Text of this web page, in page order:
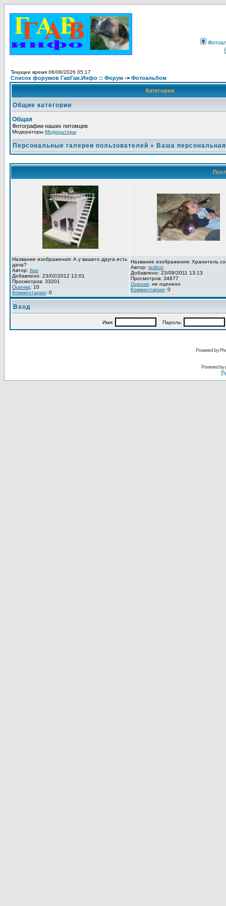
Текущее время 06/08/2026 05:17
Список форумов ГавГав.Инфо :: Форум -> Фотоальбом
Категория
Общие категории
Общая
Фотографии наших питомцев
Модераторы Модераторы
Персональные галереи пользователей » Ваша
Название изображения: А у вашего друга есть
дача?
Автор: Ikar
Добавлено: 23/02/2012 12:01
Просмотров: 33201
Оценка: 10
Комментарии: 0
Название изображения: Хранитель
Автор: redbor
Добавлено: 23/08/2011 13:13
Просмотров: 34877
Оценка: не оценено
Комментарии: 0
Вход
Имя: Пароль:
Powered by
Powered by